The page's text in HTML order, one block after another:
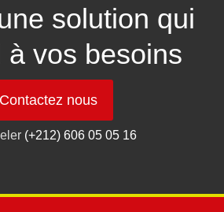
solution qui
à vos besoins
Contactez nous
(+212) 606 05 05 16